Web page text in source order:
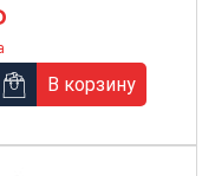
В корзину